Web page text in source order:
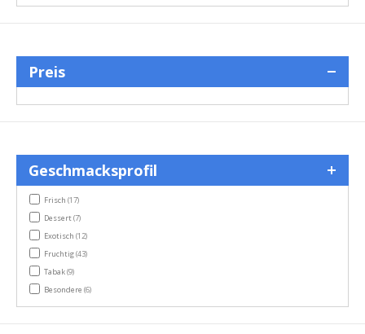
Preis
Geschmacksprofil
Frisch(17)items
Dessert(7)items
Exotisch(12)items
Fruchtig(43)items
Tabak(9)items
Besondere(6)items